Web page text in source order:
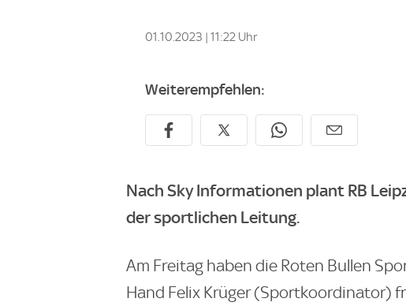
01.10.2023 | 11:22 Uhr
Weiterempfehlen:
Nach Sky Informationen plant RB
der sportlichen Leitung.
Am Freitag haben die Roten Bullen
Hand Felix Krüger (Sportkoordinator)